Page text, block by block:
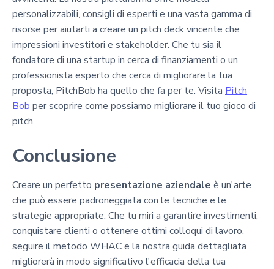
personalizzabili, consigli di esperti e una vasta gamma di
risorse per aiutarti a creare un pitch deck vincente che
impressioni investitori e stakeholder. Che tu sia il
fondatore di una startup in cerca di finanziamenti o un
professionista esperto che cerca di migliorare la tua
proposta, PitchBob ha quello che fa per te. Visita Pitch
Bob per scoprire come possiamo migliorare il tuo gioco di
pitch.
Conclusione
Creare un perfetto presentazione aziendale è un'arte
che può essere padroneggiata con le tecniche e le
strategie appropriate. Che tu miri a garantire investimenti,
conquistare clienti o ottenere ottimi colloqui di lavoro,
seguire il metodo WHAC e la nostra guida dettagliata
migliorerà in modo significativo l'efficacia della tua